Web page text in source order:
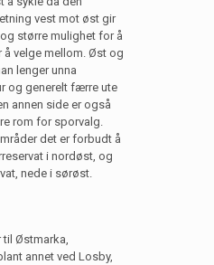
vest mot øst gir
større mulighet for å
velge mellom. Øst og
lenger unna
og generelt færre ute
annen side er også
rom for sporvalg.
det er forbudt å
i nordøst, og
nede i sørøst.
Østmarka,
annet ved Losby,